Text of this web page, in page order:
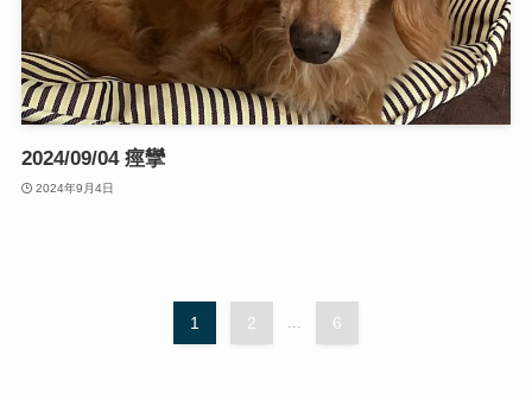
2024/09/04 痙攣
2024年9月4日
1 2 ... 6